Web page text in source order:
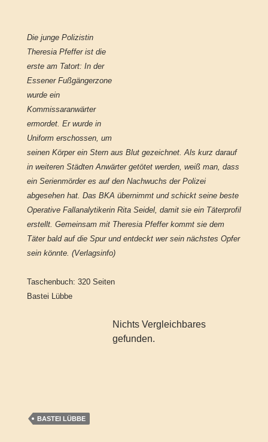
Die junge Polizistin
Theresia Pfeffer ist die
erste am Tatort: In der
Essener Fußgängerzone
wurde ein
Kommissaranwärter
ermordet. Er wurde in
Uniform erschossen, um
seinen Körper ein Stern aus Blut gezeichnet. Als kurz darauf
in weiteren Städten Anwärter getötet werden, weiß man, dass
ein Serienmörder es auf den Nachwuchs der Polizei
abgesehen hat. Das BKA übernimmt und schickt seine beste
Operative Fallanalytikerin Rita Seidel, damit sie ein Täterprofil
erstellt. Gemeinsam mit Theresia Pfeffer kommt sie dem
Täter bald auf die Spur und entdeckt wer sein nächstes Opfer
sein könnte. (Verlagsinfo)
Taschenbuch: 320 Seiten
Bastei Lübbe
Nichts Vergleichbares
gefunden.
BASTEI LÜBBE